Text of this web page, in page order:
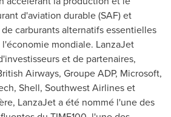
d'aviation durable (SAF) et
carburants alternatifs essentielles
mondiale. LanzaJet
et de partenaires,
Airways, Groupe ADP, Microsoft,
Shell, Southwest Airlines et
LanzaJet a été nommé l'une des